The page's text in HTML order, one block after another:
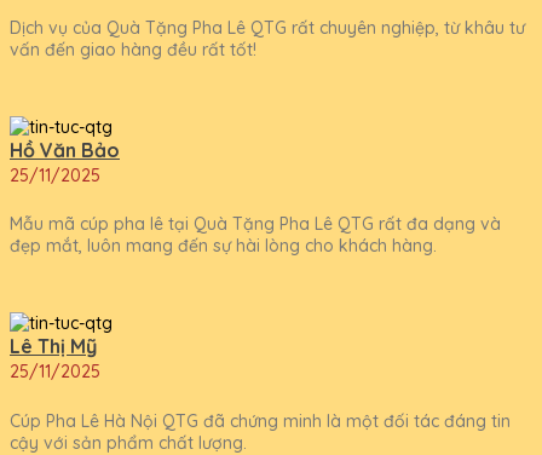
Dịch vụ của Quà Tặng Pha Lê QTG rất chuyên nghiệp, từ khâu tư
vấn đến giao hàng đều rất tốt!
Hồ Văn Bảo
25/11/2025
Mẫu mã cúp pha lê tại Quà Tặng Pha Lê QTG rất đa dạng và
đẹp mắt, luôn mang đến sự hài lòng cho khách hàng.
Lê Thị Mỹ
25/11/2025
Cúp Pha Lê Hà Nội QTG đã chứng minh là một đối tác đáng tin
cậy với sản phẩm chất lượng.